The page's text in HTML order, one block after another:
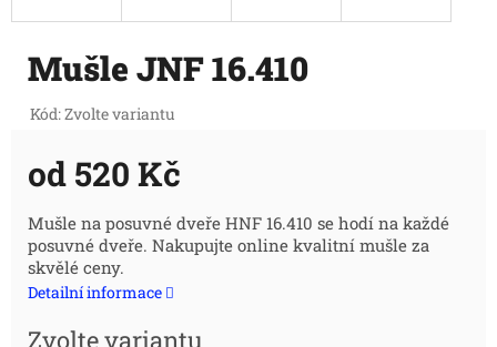
Mušle JNF 16.410
Kód:Zvolte variantu
od 520 Kč
Měrná
cena:
Mušle na posuvné dveře HNF 16.410 se hodí na každé
posuvné dveře. Nakupujte online kvalitní mušle za
skvělé ceny.
Detailní informace
Zvolte variantu